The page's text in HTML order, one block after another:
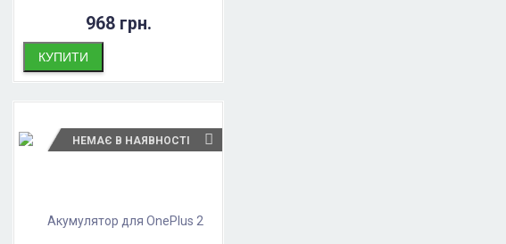
968 грн.
КУПИТИ
НЕМАЄ В НАЯВНОСТІ